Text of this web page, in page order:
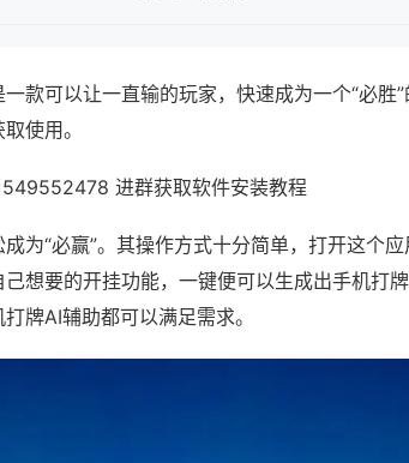
款可以让一直输的玩家，快速成为一个“必胜
使用。
进群获取软件安装教程
为“必赢”。其操作方式十分简单，打开这个
想要的开挂功能，一键便可以生成出手机打
牌AI辅助都可以满足需求。